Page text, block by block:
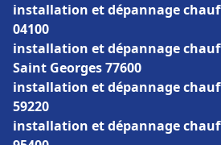
installation et dépannage
04100
installation et dépannage
Saint Georges 77600
installation et dépannage
59220
installation et dépannage